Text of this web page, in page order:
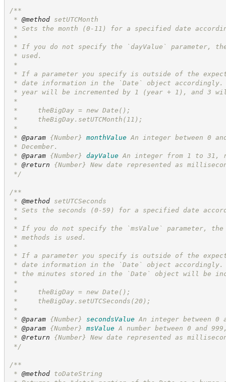
/**
* @method setUTCMonth
* Sets the month (0-11) for a specified date
*
* If you do not specify the `dayValue` parameter,
* used.
*
* If a parameter you specify is outside of the
* date information in the `Date` object accordingly.
* year will be incremented by 1 (year + 1), and 3
*
*     theBigDay = new Date();
*     theBigDay.setUTCMonth(11);
*
* @param {Number} monthValue An integer between 0
* December.
* @param {Number} dayValue An integer from 1 to 31,
* @return {Number}
New date represented as
*/
/**
* @method setUTCSeconds
* Sets the seconds (0-59) for a specified date
*
* If you do not specify the `msValue` parameter,
* methods is used.
*
* If a parameter you specify is outside of the
* date information in the `Date` object accordingly.
* the minutes stored in the `Date` object will be
*
*     theBigDay = new Date();
*     theBigDay.setUTCSeconds(20);
*
* @param {Number} secondsValue An integer between 0
* @param {Number} msValue A number between 0 and
* @return {Number}
New date represented as
*/
/**
* @method toDateString